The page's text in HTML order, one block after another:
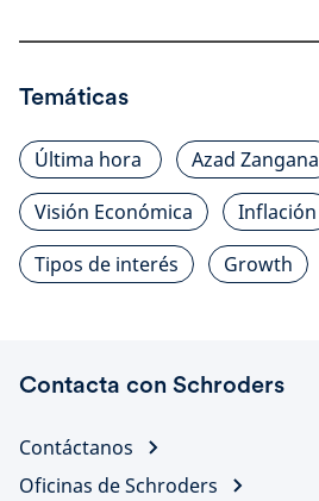
Temáticas
Última hora Azad Zangana
Visión Económica
Inflación
Tipos de interés
Growth
Contacta con Schroders
Contáctanos
Oficinas de Schroders